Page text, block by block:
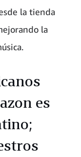
la tienda
la
es